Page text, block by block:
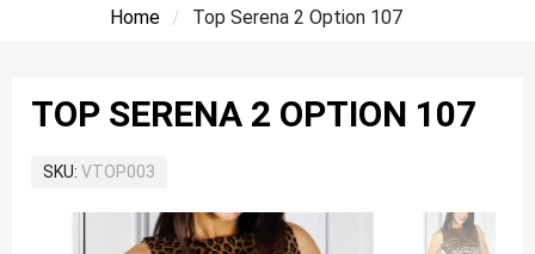
Home Top Serena 2 Option 107
TOP SERENA 2 OPTION 107
SKU VTOP003